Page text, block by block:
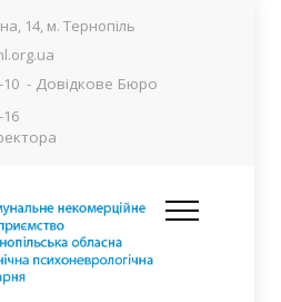
14, м. Тернопіль
10 - Довідкове Бюро
16